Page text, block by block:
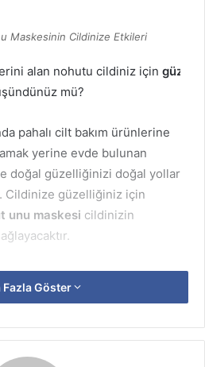
Maskesinin Cildinize Etkileri
alan nohutu cildiniz için
mü?
pahalı cilt bakım ürünlerine
yerine evde bulunan
doğal güzelliğinizi doğal yollarla
Cildinize güzelliğiniz için
unu maskesi cildinizin
Fazla Göster